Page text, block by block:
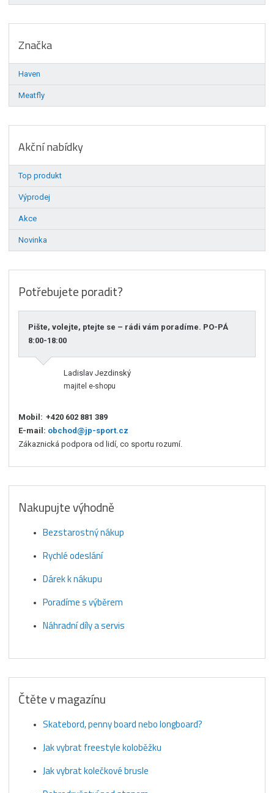
Značka
Haven
Meatfly
Akční nabídky
Top produkt
Výprodej
Akce
Novinka
Potřebujete poradit?
Pište, volejte, ptejte se – rádi vám poradíme. PO-PÁ
8:00-18:00
Ladislav Jezdinský
majitel e-shopu
Mobil: +420 602 881 389
E-mail: obchod@jp-sport.cz
Zákaznická podpora od lidí, co sportu rozumí.
Nakupujte výhodně
Bezstarostný nákup
Rychlé odeslání
Dárek k nákupu
Poradíme s výběrem
Náhradní díly a servis
Čtěte v magazínu
Skatebord, penny board nebo longboard?
Jak vybrat freestyle koloběžku
Jak vybrat kolečkové brusle